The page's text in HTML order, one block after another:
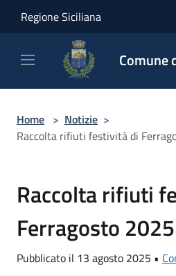
Regione Siciliana
Comune
Home > Notizie >
Raccolta rifiuti festività di
Raccolta rifiuti
Ferragosto 2025
Pubblicato il 13 agosto 2025 •